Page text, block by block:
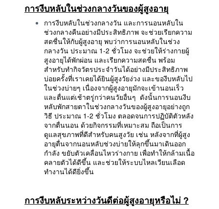
การงีบหลับในช่วงกลางวันของผู้สูงอายุ
การงีบหลับในช่วงกลางวัน และการนอนหลับใน
ช่วงกลางคืนอย่างมีประสิทธิภาพ จะช่วยเรียกความ
สดชื่นให้กับผู้สูงอายุ พบว่าการนอนหลับในช่วง
กลางวัน ประมาณ 1-2 ชั่วโมง จะช่วยให้ร่างกายผู้
สูงอายุได้พักผ่อน และเรียกความสดชื่น พร้อม
สำหรับทำกิจวัตรประจำวันได้อย่างมีประสิทธิภาพ
บ่อยครั้งที่เราเคยได้ยินผู้สูงวัยง่วง และของีบหลับไป
ในช่วงบ่ายๆ เนื่องจากผู้สูงอายุมักจะเข้านอนเร็ว
และตื่นแต่เช้าตรู่กว่าคนวัยอื่นๆ ดังนั้นการนอนงีบ
หลับพักสายตาในช่วงกลางวันของผู้สูงอายุอย่างถูก
วิธี ประมาณ 1-2 ชั่วโมง ตลอดจนการปฏิบัติตัวหลัง
จากตื่นนอน ด้วยกิจกรรมที่เหมาะสม ถือเป็นการ
ดูแลสุขภาพที่ดีสำหรับคนสูงวัย เช่น หลังจากที่ผู้สูง
อายุตื่นจากนอนหลับช่วงบ่ายให้ลุกขึ้นมาเดินออก
กำลัง ขยับตัวเคลื่อนไหวร่างกาย เพื่อทำให้กล้ามเนื้อ
คลายตัวได้ดีขึ้น และช่วยให้ระบบไหลเวียนเลือด
ทำงานได้ดียิ่งขึ้น
การงีบหลับระหว่างวันดีต่อผู้สูงอายุหรือไม่ ?